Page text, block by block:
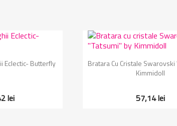
rapida
Eclectic- Butterfly
lei
Vizualizare
Bratara Cu Cristale
Kimmidoll
57,14 lei